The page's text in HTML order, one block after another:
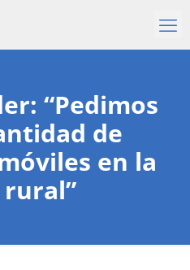
“Pedimos
de
en la